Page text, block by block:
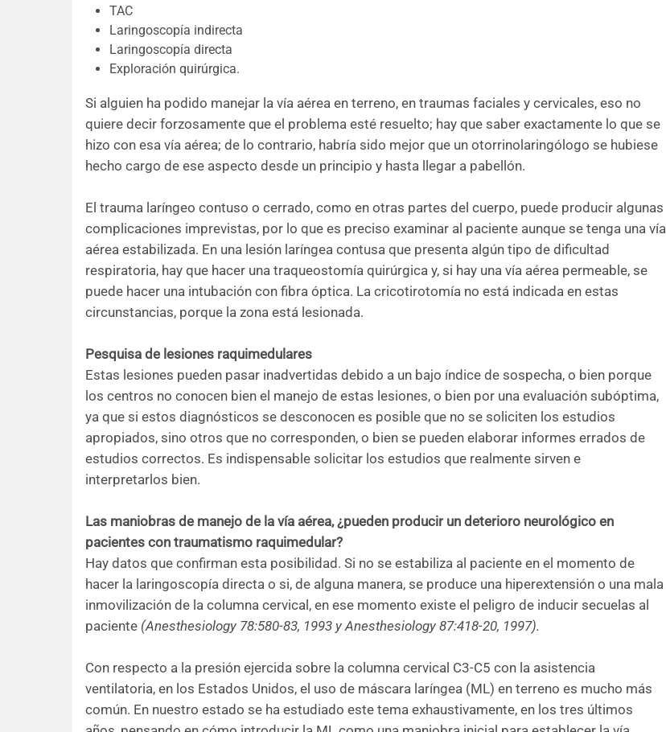
TAC
Laringoscopía indirecta
Laringoscopía directa
Exploración quirúrgica.
Si alguien ha podido manejar la vía aérea en terreno, en traumas faciales y cervicales, eso no
quiere decir forzosamente que el problema esté resuelto; hay que saber exactamente lo que se
hizo con esa vía aérea; de lo contrario, habría sido mejor que un otorrinolaringólogo se hubiese
hecho cargo de ese aspecto desde un principio y hasta llegar a pabellón.
El trauma laríngeo contuso o cerrado, como en otras partes del cuerpo, puede producir algunas
complicaciones imprevistas, por lo que es preciso examinar al paciente aunque se tenga una vía
aérea estabilizada. En una lesión laríngea contusa que presenta algún tipo de dificultad
respiratoria, hay que hacer una traqueostomía quirúrgica y, si hay una vía aérea permeable, se
puede hacer una intubación con fibra óptica. La cricotirotomía no está indicada en estas
circunstancias, porque la zona está lesionada.
Pesquisa de lesiones raquimedulares
Estas lesiones pueden pasar inadvertidas debido a un bajo índice de sospecha, o bien porque
los centros no conocen bien el manejo de estas lesiones, o bien por una evaluación subóptima,
ya que si estos diagnósticos se desconocen es posible que no se soliciten los estudios
apropiados, sino otros que no corresponden, o bien se pueden elaborar informes errados de
estudios correctos. Es indispensable solicitar los estudios que realmente sirven e
interpretarlos bien.
Las maniobras de manejo de la vía aérea, ¿pueden producir un deterioro neurológico en
pacientes con traumatismo raquimedular?
Hay datos que confirman esta posibilidad. Si no se estabiliza al paciente en el momento de
hacer la laringoscopía directa o si, de alguna manera, se produce una hiperextensión o una mala
inmovilización de la columna cervical, en ese momento existe el peligro de inducir secuelas al
paciente (Anesthesiology 78:580-83, 1993 y Anesthesiology 87:418-20, 1997).
Con respecto a la presión ejercida sobre la columna cervical C3-C5 con la asistencia
ventilatoria, en los Estados Unidos, el uso de máscara laríngea (ML) en terreno es mucho más
común. En nuestro estado se ha estudiado este tema exhaustivamente, en los tres últimos